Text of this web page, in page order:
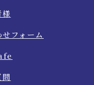
様
フォーム